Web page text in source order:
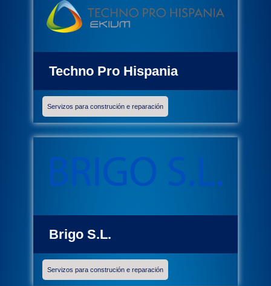
Techno Pro Hispania
Servizos para construción e reparación
Brigo S.L.
Servizos para construción e reparación